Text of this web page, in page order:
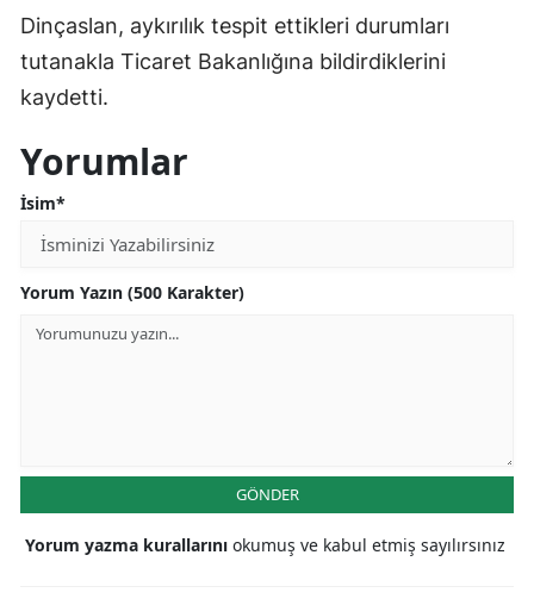
Dinçaslan, aykırılık tespit ettikleri durumları
tutanakla Ticaret Bakanlığına bildirdiklerini
kaydetti.
Yorumlar
İsim*
Yorum Yazın (500 Karakter)
GÖNDER
Yorum yazma kurallarını okumuş ve kabul etmiş sayılırsınız